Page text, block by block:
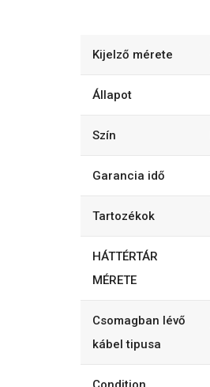
Kijelző mérete
Állapot
Szín
Garancia idő
Tartozékok
HÁTTÉRTÁR
MÉRETE
Csomagban lévő
kábel tipusa